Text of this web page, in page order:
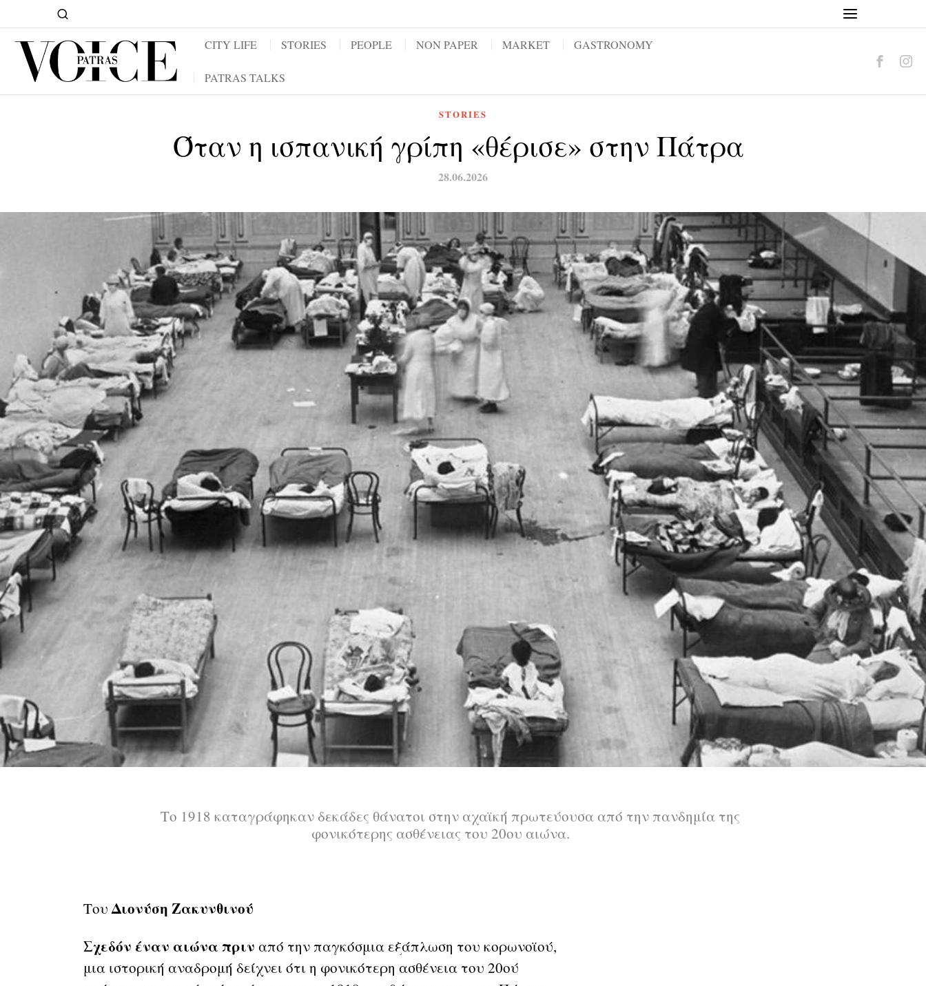
CITY LIFE STORIES PEOPLE NON PAPER MARKET GASTRONOMY
PATRAS TALKS
STORIES
Όταν η ισπανική γρίπη «θέρισε» στην Πάτρα
28.06.2026
Το 1918 καταγράφηκαν δεκάδες θάνατοι στην αχαϊκή πρωτεύουσα από την πανδημία της
φονικότερης ασθένειας του 20ου αιώνα.
ΤουΔιονύση Ζακυνθινού
Σχεδόν έναν αιώνα πριν από την παγκόσμια εξάπλωση του κορωνοϊού,
μια ιστορική αναδρομή δείχνει ότι η φονικότερη ασθένεια του 20ού